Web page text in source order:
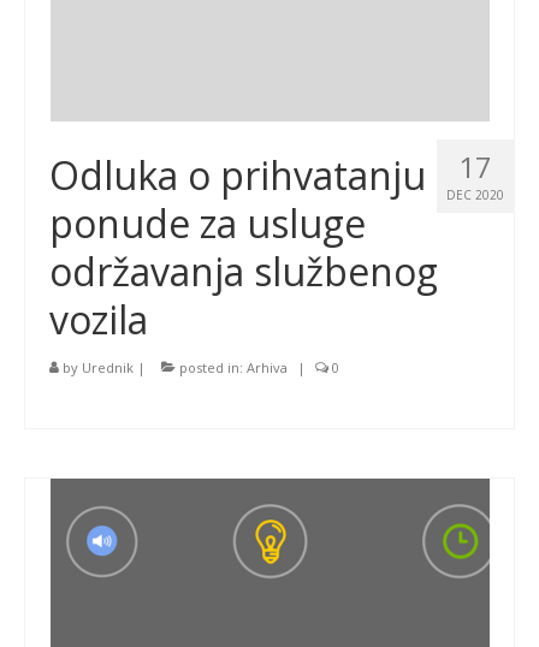
17
DEC 2020
Odluka o prihvatanju
ponude za usluge
održavanja službenog
vozila
by Urednik | posted in: Arhiva | 0